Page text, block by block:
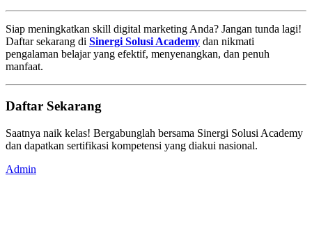
Siap meningkatkan skill digital marketing Anda? Jangan tunda lagi!
Daftar sekarang di Sinergi Solusi Academy dan nikmati
pengalaman belajar yang efektif, menyenangkan, dan penuh
manfaat.
Daftar Sekarang
Saatnya naik kelas! Bergabunglah bersama Sinergi Solusi Academy
dan dapatkan sertifikasi kompetensi yang diakui nasional.
Admin